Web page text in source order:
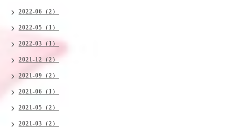
2022-06（2）
2022-05（1）
2022-03（1）
2021-12（2）
2021-09（2）
2021-06（1）
2021-05（2）
2021-03（2）